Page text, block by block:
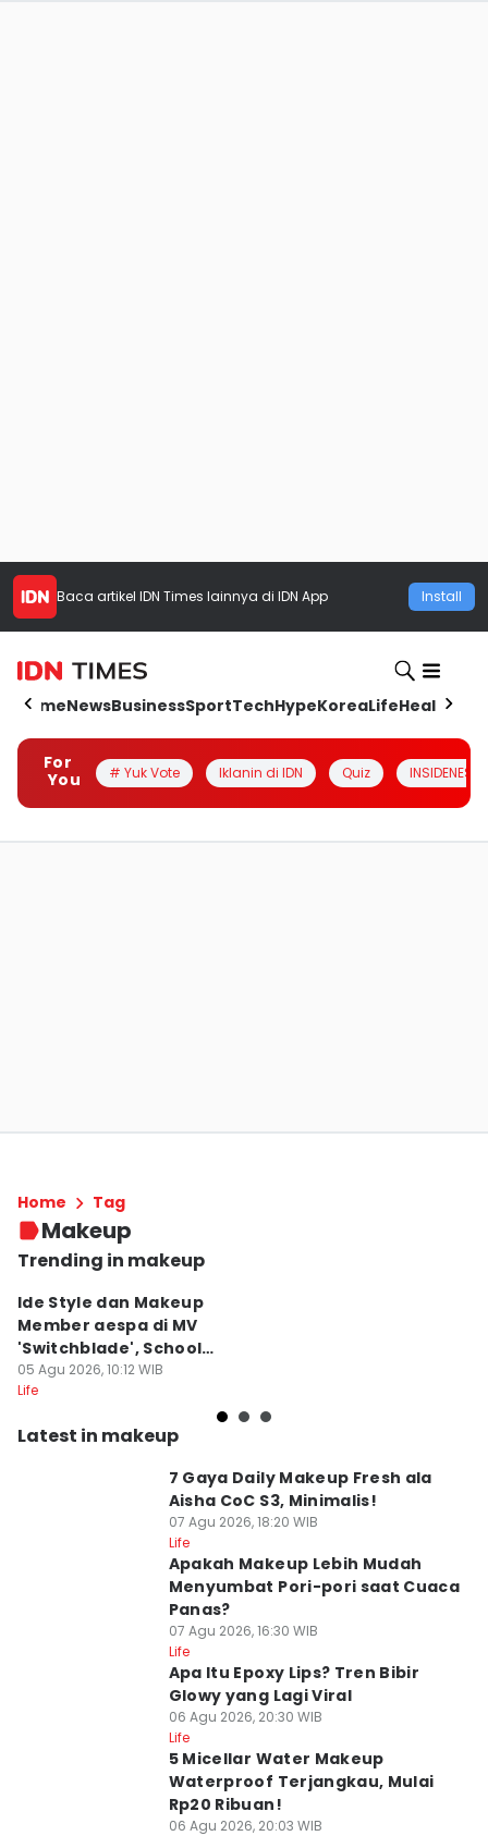
Baca artikel IDN Times lainnya di IDN App Install
HomeNewsBusinessSportTechHypeKoreaLifeHealth
For
You
# Yuk Vote Iklanin di IDN Quiz INSIDENESIA
Home Tag
Makeup
Trending in makeup
Ide Style dan Makeup
Member aespa di MV
'Switchblade', School
Baddie!
05 Agu 2026, 10:12 WIB
Life
Latest in makeup
7 Gaya Daily Makeup Fresh ala
Aisha CoC S3, Minimalis!
07 Agu 2026, 18:20 WIB
Life
Apakah Makeup Lebih Mudah
Menyumbat Pori-pori saat Cuaca
Panas?
07 Agu 2026, 16:30 WIB
Life
Apa Itu Epoxy Lips? Tren Bibir
Glowy yang Lagi Viral
06 Agu 2026, 20:30 WIB
Life
5 Micellar Water Makeup
Waterproof Terjangkau, Mulai
Rp20 Ribuan!
06 Agu 2026, 20:03 WIB